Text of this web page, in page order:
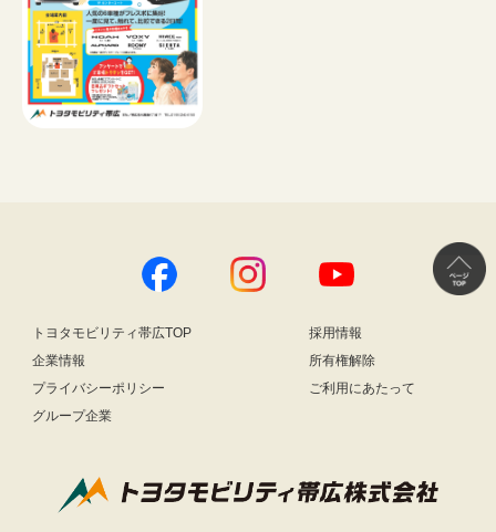
トヨタモビリティ帯広TOP
採用情報
企業情報
所有権解除
プライバシーポリシー
ご利用にあたって
グループ企業